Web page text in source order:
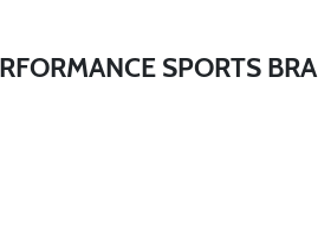
SPORTS BRA